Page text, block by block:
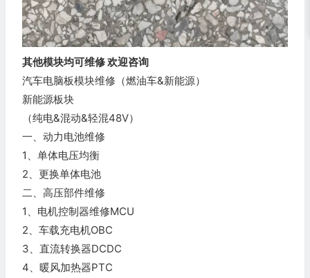
其他模块均可维修 欢迎咨询
汽车电脑板模块维修（燃油车&新能源）
新能源板块
（纯电&混动&轻混48V）
一、动力电池维修
1、单体电压均衡
2、更换单体电池
二、高压部件维修
1、电机控制器维修MCU
2、车载充电机OBC
3、直流转换器DCDC
4、暖风加热器PTC